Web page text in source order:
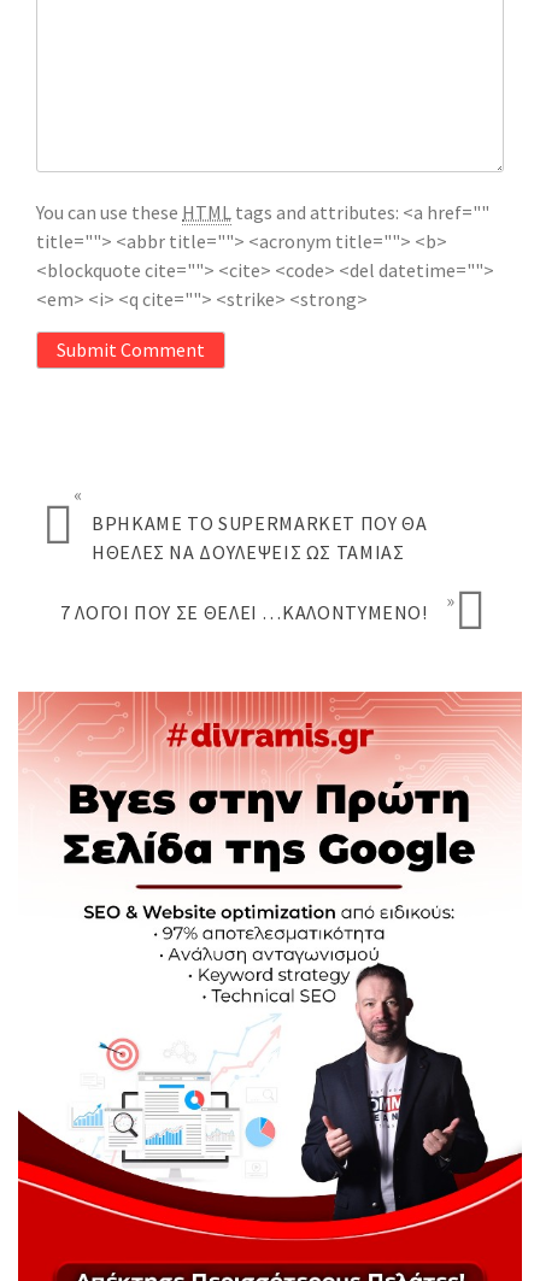
You can use these HTML tags and attributes: <a href=""
title=""> <abbr title=""> <acronym title=""> <b>
<blockquote cite=""> <cite> <code> <del datetime="">
<em> <i> <q cite=""> <strike> <strong>
Submit Comment
«
ΒΡΉΚΑΜΕ ΤΟ SUPERMARKET ΠΟΥ ΘΑ
ΉΘΕΛΕΣ ΝΑ ΔΟΥΛΈΨΕΙΣ ΩΣ ΤΑΜΊΑΣ
7 ΛΌΓΟΙ ΠΟΥ ΣΕ ΘΈΛΕΙ …ΚΑΛΟΝΤΥΜΈΝΟ! »